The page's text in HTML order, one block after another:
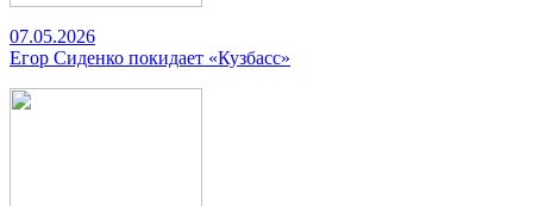
07.05.2026
Егор Сиденко покидает «Кузбасс»